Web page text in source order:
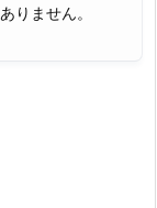
りません。